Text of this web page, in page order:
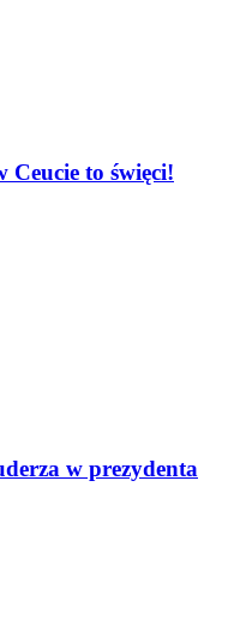
to święci!
w prezydenta